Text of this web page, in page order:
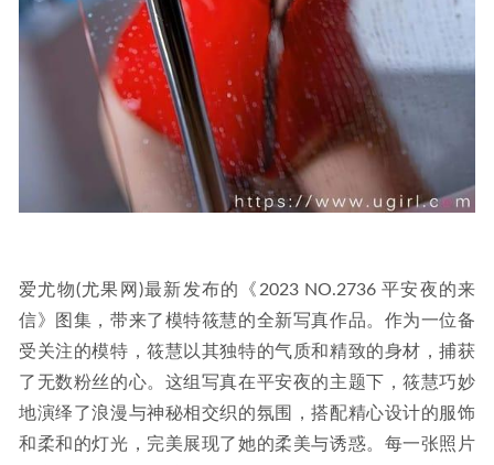
爱尤物(尤果网)最新发布的《2023 NO.2736 平安夜的来
信》图集，带来了模特筱慧的全新写真作品。作为一位备
受关注的模特，筱慧以其独特的气质和精致的身材，捕获
了无数粉丝的心。这组写真在平安夜的主题下，筱慧巧妙
地演绎了浪漫与神秘相交织的氛围，搭配精心设计的服饰
和柔和的灯光，完美展现了她的柔美与诱惑。每一张照片